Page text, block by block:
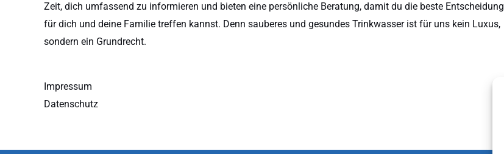
Zeit, dich umfassend zu informieren und bieten eine persönliche Beratung, damit du die beste Entscheidung
für dich und deine Familie treffen kannst. Denn sauberes und gesundes Trinkwasser ist für uns kein Luxus,
sondern ein Grundrecht.
Impressum
Datenschutz